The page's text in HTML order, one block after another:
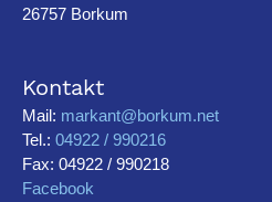
26757 Borkum
Kontakt
Mail: markant@borkum.net
Tel.: 04922 / 990216
Fax: 04922 / 990218
Facebook